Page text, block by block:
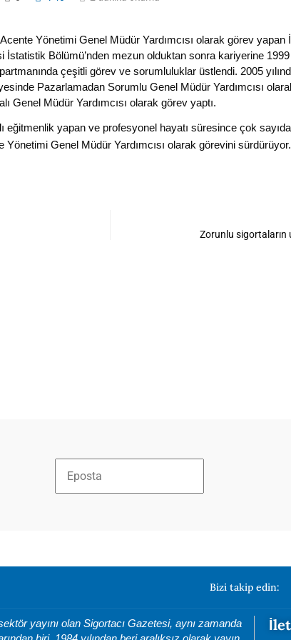
Yönetimi Genel Müdür Yardımcısı olarak görev yapan
Bölümü’nden mezun olduktan sonra kariyerine 1999
çeşitli görev ve sorumluluklar üstlendi. 2005
Pazarlamadan Sorumlu Genel Müdür Yardımcısı
Genel Müdür Yardımcısı olarak görev yaptı.
eğitmenlik yapan ve profesyonel hayatı süresince çok
Genel Müdür Yardımcısı olarak görevini sürdürüyor.
Zorunlu sigortaların
Bizi takip edin:
yayını olan Sigortacı Gazetesi, aynı zamanda